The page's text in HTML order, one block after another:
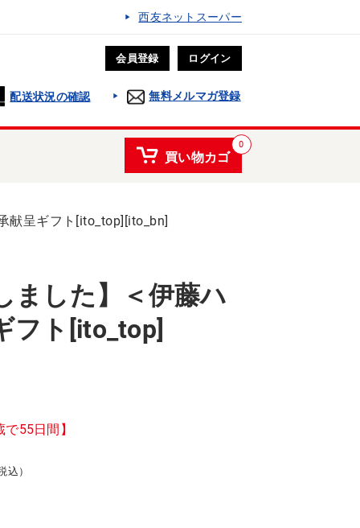
西友ネットスーパー
会員登録 ログイン
配送状況の確認 無料メルマガ登録
0
買い物カゴ
献呈ギフト[ito_top][ito_bn]
ました】＜伊藤ハ
フト[ito_top]
55日間】
込）